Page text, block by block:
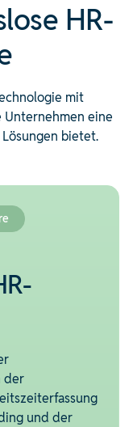
HR-
mit
eine
bietet.
der
und der